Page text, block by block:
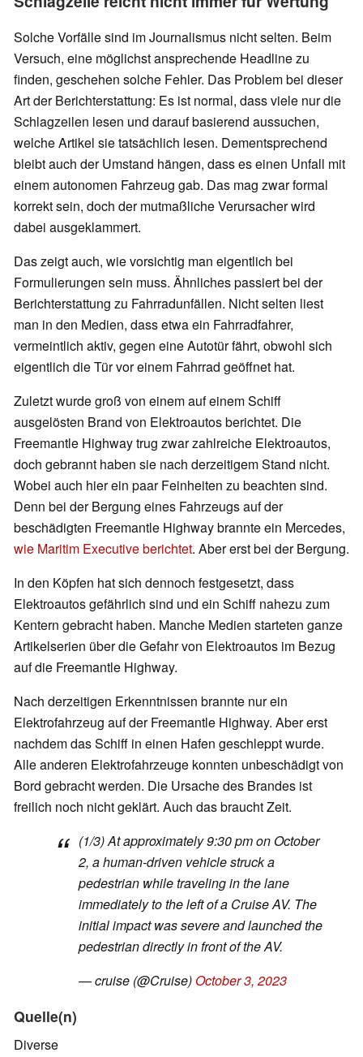
Solche Vorfälle sind im Journalismus nicht selten. Beim
Versuch, eine möglichst ansprechende Headline zu
finden, geschehen solche Fehler. Das Problem bei dieser
Art der Berichterstattung: Es ist normal, dass viele nur die
Schlagzeilen lesen und darauf basierend aussuchen,
welche Artikel sie tatsächlich lesen. Dementsprechend
bleibt auch der Umstand hängen, dass es einen Unfall mit
einem autonomen Fahrzeug gab. Das mag zwar formal
korrekt sein, doch der mutmaßliche Verursacher wird
dabei ausgeklammert.
Das zeigt auch, wie vorsichtig man eigentlich bei
Formulierungen sein muss. Ähnliches passiert bei der
Berichterstattung zu Fahrradunfällen. Nicht selten liest
man in den Medien, dass etwa ein Fahrradfahrer,
vermeintlich aktiv, gegen eine Autotür fährt, obwohl sich
eigentlich die Tür vor einem Fahrrad geöffnet hat.
Zuletzt wurde groß von einem auf einem Schiff
ausgelösten Brand von Elektroautos berichtet. Die
Freemantle Highway trug zwar zahlreiche Elektroautos,
doch gebrannt haben sie nach derzeitigem Stand nicht.
Wobei auch hier ein paar Feinheiten zu beachten sind.
Denn bei der Bergung eines Fahrzeugs auf der
beschädigten Freemantle Highway brannte ein Mercedes,
wie Maritim Executive berichtet. Aber erst bei der Bergung.
In den Köpfen hat sich dennoch festgesetzt, dass
Elektroautos gefährlich sind und ein Schiff nahezu zum
Kentern gebracht haben. Manche Medien starteten ganze
Artikelserien über die Gefahr von Elektroautos im Bezug
auf die Freemantle Highway.
Nach derzeitigen Erkenntnissen brannte nur ein
Elektrofahrzeug auf der Freemantle Highway. Aber erst
nachdem das Schiff in einen Hafen geschleppt wurde.
Alle anderen Elektrofahrzeuge konnten unbeschädigt von
Bord gebracht werden. Die Ursache des Brandes ist
freilich noch nicht geklärt. Auch das braucht Zeit.
(1/3) At approximately 9:30 pm on October
2, a human-driven vehicle struck a
pedestrian while traveling in the lane
immediately to the left of a Cruise AV. The
initial impact was severe and launched the
pedestrian directly in front of the AV.
— cruise (@Cruise) October 3, 2023
Quelle(n)
Diverse